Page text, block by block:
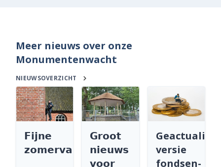
Meer nieuws over onze
Monumentenwacht
NIEUWSOVERZICHT
𝗙𝗶𝗷𝗻𝗲
𝘇𝗼𝗺𝗲𝗿𝘃𝗮𝗸𝗮𝗻𝘁𝗶𝗲
𝗚𝗿𝗼𝗼𝘁
𝗻𝗶𝗲𝘂𝘄𝘀
𝘃𝗼𝗼𝗿
versie
fondsen-